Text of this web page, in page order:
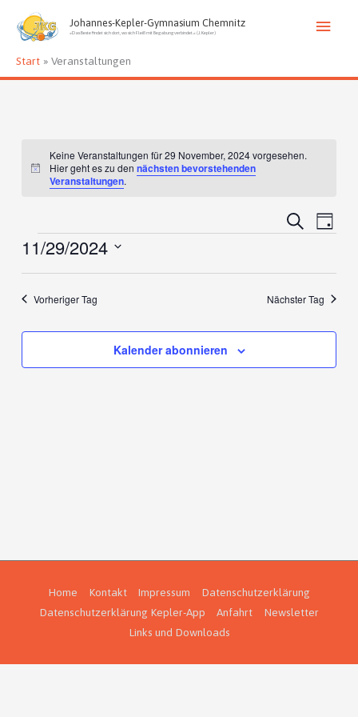
Inhalt
springen
Johannes-Kepler-Gymnasium Chemnitz
»Das Beste findet sich dort, wo sich Fleiß mit Begabung verbindet.« (J. Kepler)
Start Veranstaltungen
Hinweis
Keine Veranstaltungen für 29 November, 2024 vorgesehen.
Hier geht es zu dennächsten bevorstehenden
Veranstaltungen.
Suche
Suche
Tag
Veranstaltungen
11/29/2024
Vorheriger Tag Nächster Tag
Kalender abonnieren
Home Kontakt Impressum
Datenschutzerklärung
Datenschutzerklärung Kepler-App
Anfahrt
Newsletter
Links und Downloads